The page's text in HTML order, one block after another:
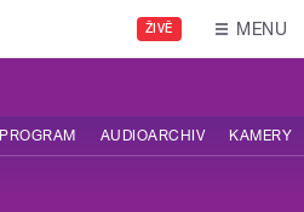
ŽIVĚ MENU
PROGRAM AUDIOARCHIV KAMERY